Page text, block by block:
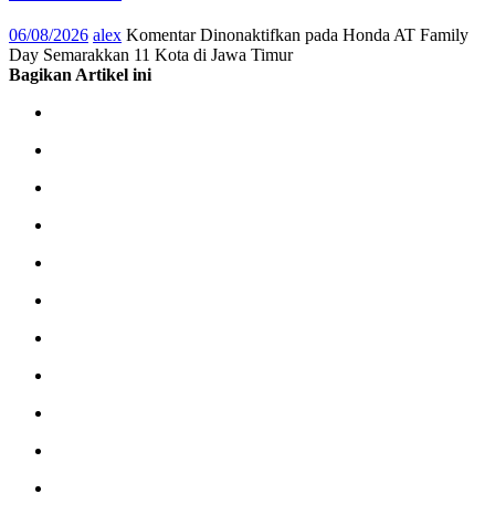
06/08/2026 alex Komentar Dinonaktifkan pada Honda AT Family
Day Semarakkan 11 Kota di Jawa Timur
Bagikan Artikel ini